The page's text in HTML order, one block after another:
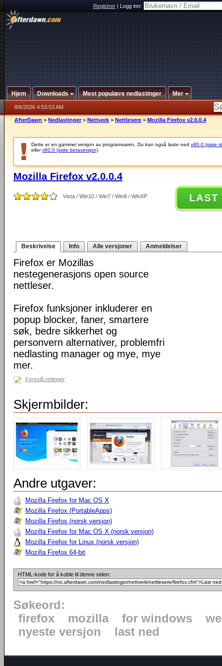
Registrer|Logg inn:
Hjem Downloads Mest populære nedlastinger Mer
8/6/2026 4:53:53 AM
AfterDawn > Nedlastinger > Nettverk > Nettlesere > Mozilla Firefox v2.0.0.4
Dette er en gammel versjon av programvaren. Du kan også laste ned v80.0 (siste
ellerv60.0 (siste betaversjon)
Mozilla Firefox v2.0.0.4
Vista / Win10 / Win7 / Win8 / WinXP LAST
Beskrivelse Info Alle versjoner Anmeldelser
Firefox er Mozillas
nestegenerasjons open source
nettleser.
Firefox funksjoner inkluderer en
popup blocker, faner, smartere
søk, bedre sikkerhet og
personvern alternativer, problemfri
nedlasting manager og mye, mye
mer.
Foreslå rettinger
Skjermbilder:
Andre utgaver:
Mozilla Firefox for Mac OS X
Mozilla Firefox (PortableApps)
Mozilla Firefox (norsk versjon)
Mozilla Firefox for Mac OS X (norsk versjon)
Mozilla Firefox for Linux (norsk versjon)
Mozilla Firefox 64-bit
HTML-kode for å koble til denne siden:
Søkeord:
firefox
mozilla for windows
nyeste versjon
last ned